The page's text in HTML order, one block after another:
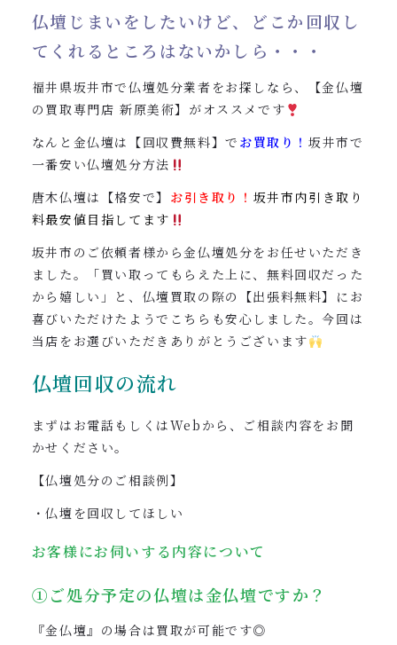
0120-962-856
受付時間：24時間受付 定休日：なし
仏壇じまいをしたいけど、どこか回収し
てくれるところはないかしら・・・
福井県坂井市で仏壇処分業者をお探しなら、【金仏壇
の買取専門店 新原美術】がオススメです
なんと金仏壇は【回収費無料】で お買取り！ 坂井市で
一番安い仏壇処分方法
唐木仏壇は【格安で】 お引き取り！ 坂井市内引き取り
料最安値目指してます
坂井市のご依頼者様から金仏壇処分をお任せいただき
ました。「買い取ってもらえた上に、無料回収だった
から嬉しい」と、仏壇買取の際の【出張料無料】にお
喜びいただけたようでこちらも安心しました。今回は
当店をお選びいただきありがとうございます
仏壇回収の流れ
まずはお電話もしくはWebから、ご相談内容をお聞
かせください。
【仏壇処分のご相談例】
・仏壇を回収してほしい
お客様にお伺いする内容について
①ご処分予定の仏壇は金仏壇ですか？
『金仏壇』の場合は買取が可能です◎